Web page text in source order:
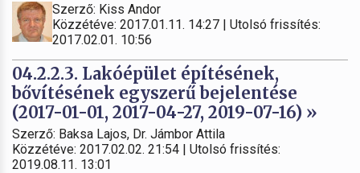
Szerző: Kiss Andor
Közzétéve: 2017.01.11. 14:27 | Utolsó frissítés:
2017.02.01. 10:56
04.2.2.3. Lakóépület építésének,
bővítésének egyszerű bejelentése
(2017-01-01, 2017-04-27, 2019-07-16) »
Szerző: Baksa Lajos, Dr. Jámbor Attila
Közzétéve: 2017.02.02. 21:54 | Utolsó frissítés:
2019.08.11. 13:01